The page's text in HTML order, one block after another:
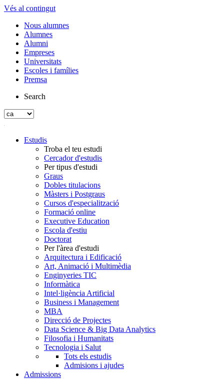
Vés al contingut
Nous alumnes
Alumnes
Alumni
Empreses
Universitats
Escoles i famílies
Premsa
Search
Estudis
Troba el teu estudi
Cercador d'estudis
Per tipus d'estudi
Graus
Dobles titulacions
Màsters i Postgraus
Cursos d'especialització
Formació online
Executive Education
Escola d'estiu
Doctorat
Per l'àrea d'estudi
Arquitectura i Edificació
Art, Animació i Multimèdia
Enginyeries TIC
Informàtica
Intel·ligència Artificial
Business i Management
MBA
Direcció de Projectes
Data Science & Big Data Analytics
Filosofia i Humanitats
Tecnologia i Salut
Tots els estudis
Admisions i ajudes
Admissions